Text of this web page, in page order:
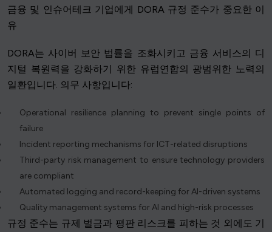
금융 및 인슈어테크 기업에게 DORA 규정 준수가 중요한 이
유
DORA는 사이버 보안 법률을 조화시키고 금융 서비스의 디
지털 복원력을 강화하기 위한 유럽연합의 광범위한 노력의
일환입니다. 의무 사항입니다:
Operational resilience planning to prevent single points of
failure
Incident reporting mechanisms for ICT-related disruptions
Third-party risk management to ensure technology providers
are compliant
Automated logging and record-keeping for AI-driven systems
Quality management systems for AI and high-risk processes
규정 준수는 규제 벌금과 평판 리스크를 피하는 것 외에도 기